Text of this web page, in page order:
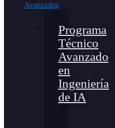
Avanzados
Programa
Técnico
Avanzado
en
Ingeniería
de IA